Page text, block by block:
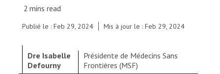
Nous recrutons : Logisticien ou logisticienne
technique
Publié le : Feb 29, 2024 Mis à jour le : Feb 29, 2024
Dre Isabelle
Defourny
Présidente de Médecins Sans
Frontières (MSF)